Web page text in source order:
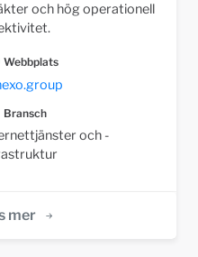
och hög operationell
Webbplats
Bransch
och -
mer